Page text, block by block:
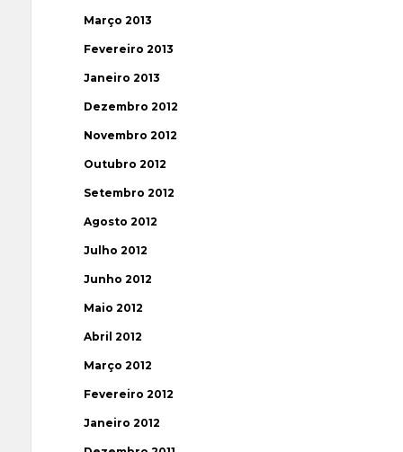
Março 2013
Fevereiro 2013
Janeiro 2013
Dezembro 2012
Novembro 2012
Outubro 2012
Setembro 2012
Agosto 2012
Julho 2012
Junho 2012
Maio 2012
Abril 2012
Março 2012
Fevereiro 2012
Janeiro 2012